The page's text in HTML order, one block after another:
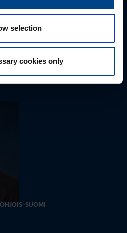
selection
cookies only
SUOMI